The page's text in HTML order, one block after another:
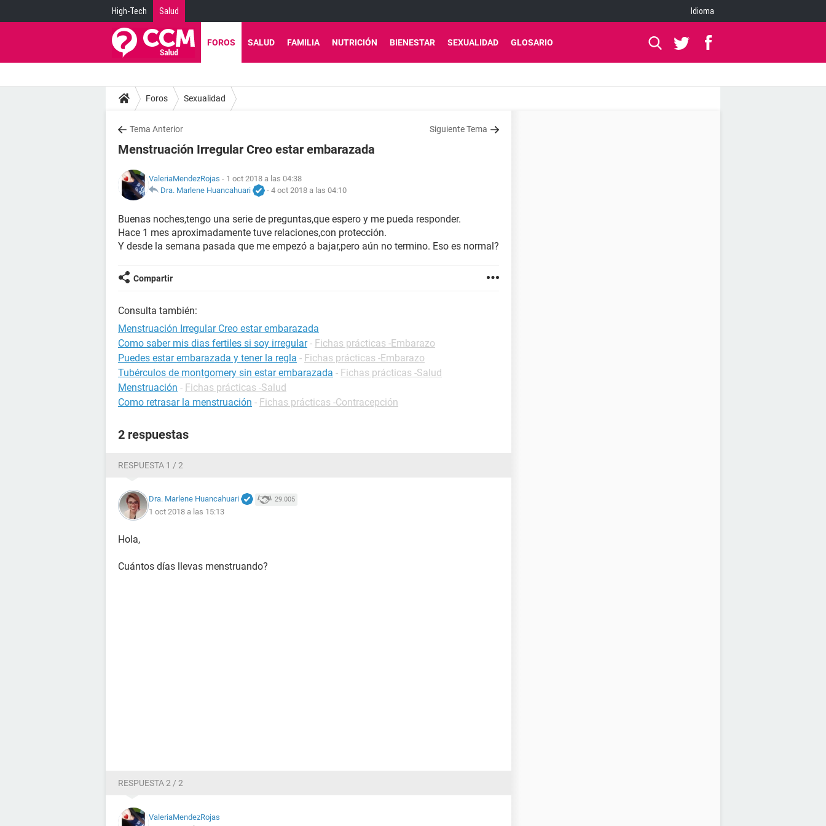
High-Tech Salud Idioma
FOROS SALUD FAMILIA NUTRICIÓN BIENESTAR SEXUALIDAD GLOSARIO
Foros Sexualidad
Tema Anterior Siguiente Tema
Menstruación Irregular Creo estar embarazada
ValeriaMendezRojas - 1 oct 2018 a las 04:38
Dra. Marlene Huancahuari
- 4 oct 2018 a las 04:10
Buenas noches,tengo una serie de preguntas,que espero y me pueda responder.
Hace 1 mes aproximadamente tuve relaciones,con protección.
Y desde la semana pasada que me empezó a bajar,pero aún no termino. Eso es normal?
Compartir
Consulta también:
Menstruación Irregular Creo estar embarazada
Como saber mis dias fertiles si soy irregular - Fichas prácticas -Embarazo
Puedes estar embarazada y tener la regla - Fichas prácticas -Embarazo
Tubérculos de montgomery sin estar embarazada - Fichas prácticas -Salud
Menstruación - Fichas prácticas -Salud
Como retrasar la menstruación - Fichas prácticas -Contracepción
2 respuestas
RESPUESTA 1 / 2
Dra. Marlene Huancahuari 29.005
1 oct 2018 a las 15:13
Hola,
Cuántos días llevas menstruando?
RESPUESTA 2 / 2
ValeriaMendezRojas